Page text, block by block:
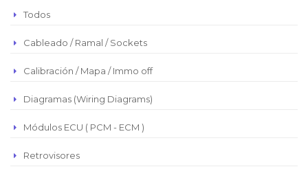
Euro
Real Brasilero
Todos
Cableado / Ramal / Sockets
Calibración / Mapa / Immo off
Diagramas (Wiring Diagrams)
Módulos ECU ( PCM - ECM )
Retrovisores